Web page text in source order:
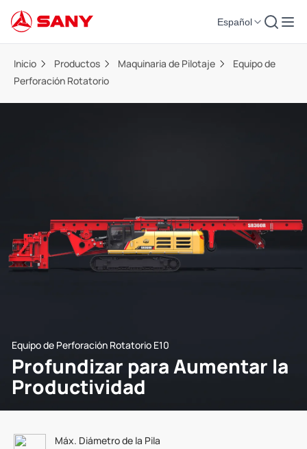
Español
Inicio Productos Maquinaria de Pilotaje
Equipo de
Perforación Rotatorio
Equipo de Perforación Rotatorio E10
Profundizar para Aumentar la
Productividad
Máx. Diámetro de la Pila